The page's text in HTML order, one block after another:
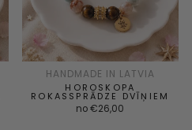
HANDMADE IN LATVIA
HOROSKOPA
ROKASSPRĀDZE DVĪŅIEM
no €26,00